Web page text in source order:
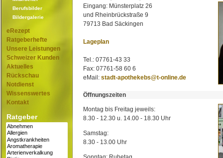
Berufsbilder
Bildergalerie
eRezept
Ratgeberhefte
Unsere Leistungen
Schweizer Kunden
Aktuelles
Rückschau
Notdienst
Wissenswertes
Kontakt
Ratgeber
Eingang: Münsterplatz 26
und Rheinbrückstraße 9
79713 Bad Säckingen
Lageplan
Tel.: 07761-43 33
Fax: 07761-58 60 6
eMail: stadt-apothekebs@t-online.de
Öffnungszeiten
Montag bis Freitag jeweils:
8.30 - 12.30 u. 14.00 - 18.30 Uhr
Samstag:
8.30 - 13.00 Uhr